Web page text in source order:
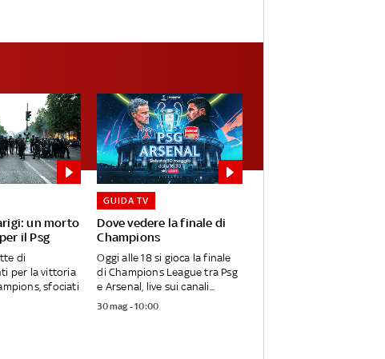
un morto
il Psg
di
per la vittoria
sfociati
Dove vedere la finale di
Champions
GUIDA TV
Oggi alle 18 si gioca la finale
di Champions League tra Psg
e Arsenal, live sui canali...
30 mag - 10:00